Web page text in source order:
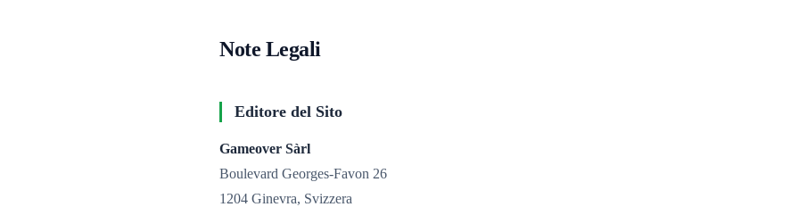
Note Legali
Editore del Sito
Gameover Sàrl
Boulevard Georges-Favon 26
1204 Ginevra, Svizzera